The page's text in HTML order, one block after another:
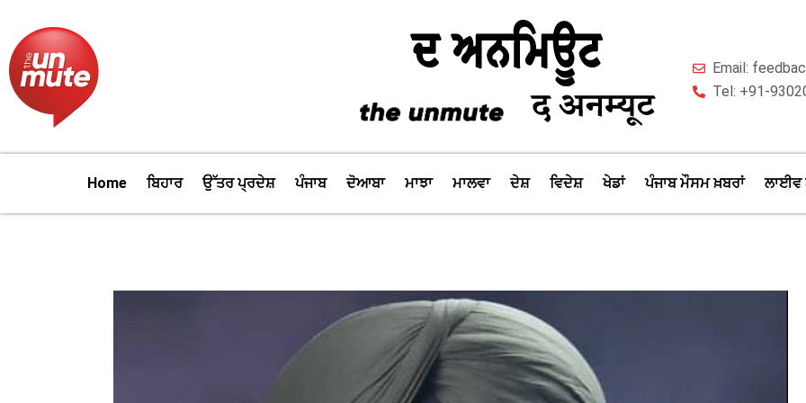
content
Email:
Tel: +91-
Home ਬਿਹਾਰ ਉੱਤਰ ਪ੍ਰਦੇਸ਼ ਪੰਜਾਬ ਦੋਆਬਾ ਮਾਝਾ ਮਾਲਵਾ ਦੇਸ਼ ਵਿਦੇਸ਼ ਖੇਡਾਂ ਪੰਜਾਬ ਮੌਸਮ ਖ਼ਬਰਾਂ ਲਾਈਵ